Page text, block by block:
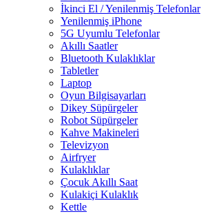
İkinci El / Yenilenmiş Telefonlar
Yenilenmiş iPhone
5G Uyumlu Telefonlar
Akıllı Saatler
Bluetooth Kulaklıklar
Tabletler
Laptop
Oyun Bilgisayarları
Dikey Süpürgeler
Robot Süpürgeler
Kahve Makineleri
Televizyon
Airfryer
Kulaklıklar
Çocuk Akıllı Saat
Kulakiçi Kulaklık
Kettle